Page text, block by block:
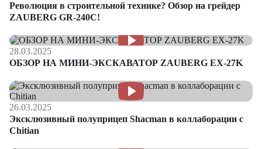
Революция в строительной технике? Обзор на грейдер
ZAUBERG GR-240C!
28.03.2025
ОБЗОР НА МИНИ-ЭКСКАВАТОР ZAUBERG EX-27K
26.03.2025
Эксклюзивный полуприцеп Shacman в коллаборации с
Chitian